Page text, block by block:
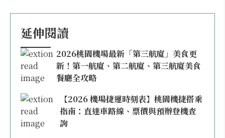
延伸閱讀
2026桃園機場最新「第三航廈」美食更
新！第一航廈、第二航廈、第三航廈美食
餐廳全攻略
【2026 機場捷運時刻表】桃園機捷搭乘
指南：直達車路線、票價與預辦登機查
詢